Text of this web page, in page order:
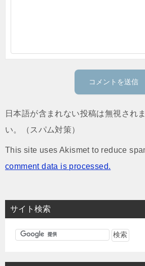
日本語が含まれない投稿は無視され
い。（スパム対策）
This site uses Akismet to reduce
comment data is processed.
サイト検索